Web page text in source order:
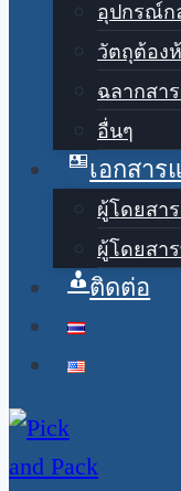
อุปกรณ์ก
วัตถุต้อง
ฉลากสา
อื่นๆ
เอกสาร
ผู้โดยสา
ผู้โดยสา
ติดต่อ